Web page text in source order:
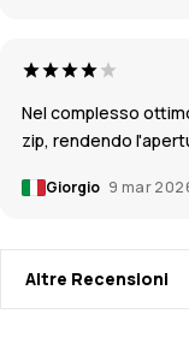
Nel complesso
zip, rendendo
Giorgio 9 mar
Altre Recensioni